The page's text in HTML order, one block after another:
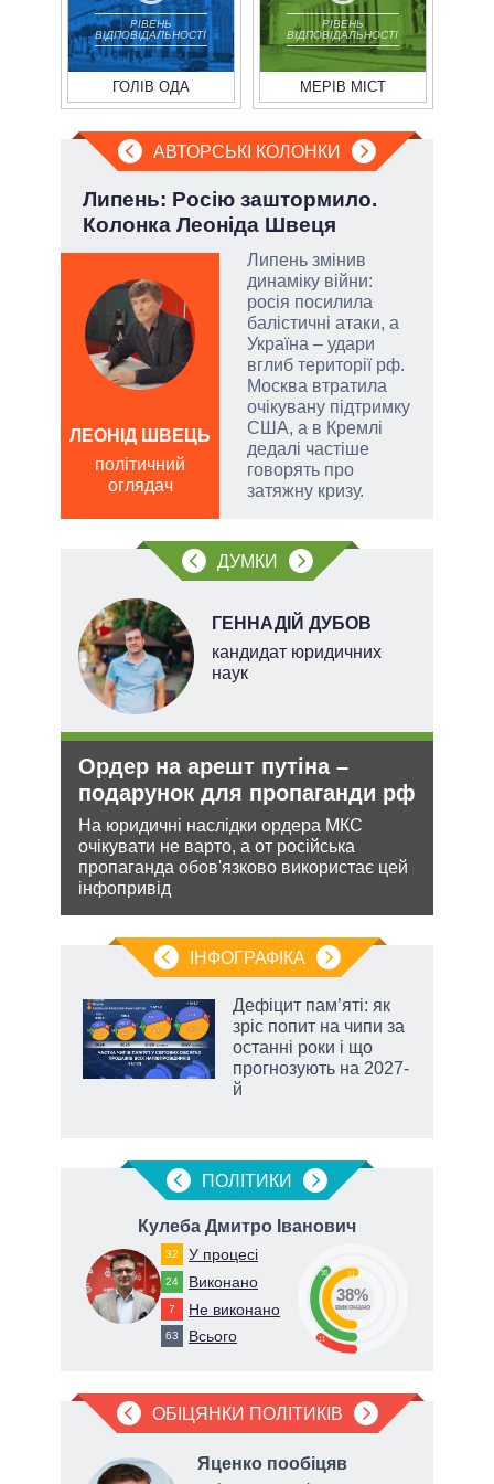
РІВЕНЬ
ВІДПОВІДАЛЬНОСТІ
ГОЛІВ ОДА
РІВЕНЬ
ВІДПОВІДАЛЬНОСТІ
МЕРІВ МІСТ
АВТОРСЬКІ КОЛОНКИ
Липень: Росію заштормило.
Колонка Леоніда Швеця
Липень змінив
динаміку війни:
росія посилила
балістичні атаки, а
Україна – удари
вглиб території рф.
Москва втратила
очікувану підтримку
США, а в Кремлі
дедалі частіше
говорять про
затяжну кризу.
ЛЕОНІД ШВЕЦЬ
політичний
оглядач
ДУМКИ
ГЕННАДІЙ ДУБОВ
кандидат юридичних
наук
Ордер на арешт путіна –
подарунок для пропаганди рф
На юридичні наслідки ордера МКС
очікувати не варто, а от російська
пропаганда обов'язково використає цей
інфопривід
ІНФОГРАФІКА
Дефіцит пам’яті: як
зріс попит на чипи за
останні роки і що
прогнозують на 2027-
й
ПОЛIТИКИ
Кулеба Дмитро Іванович
32 У процесі
24 Виконано
7 Не виконано
63 Всього 11
38 51
38%
виконано
ОБІЦЯНКИ ПОЛІТИКІВ
Яценко пообіцяв